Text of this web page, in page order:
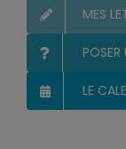
MES
POSER
LE